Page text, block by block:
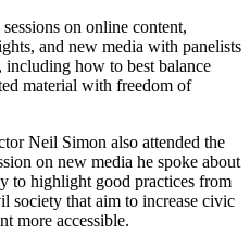
on online content,
and new media with panelists
including how to best balance
material with freedom of
Neil Simon also attended the
on new media he spoke about
to highlight good practices from
society that aim to increase civic
more accessible.